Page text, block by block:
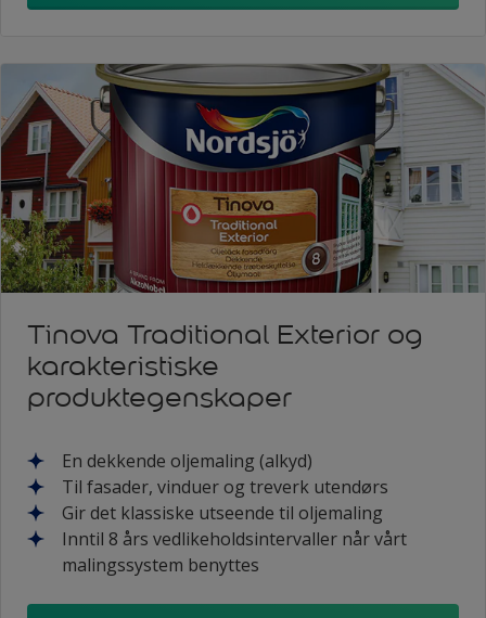
Tinova Traditional Exterior og
karakteristiske
produktegenskaper
En dekkende oljemaling (alkyd)
Til fasader, vinduer og treverk utendørs
Gir det klassiske utseende til oljemaling
Inntil 8 års vedlikeholdsintervaller når vårt
malingssystem benyttes